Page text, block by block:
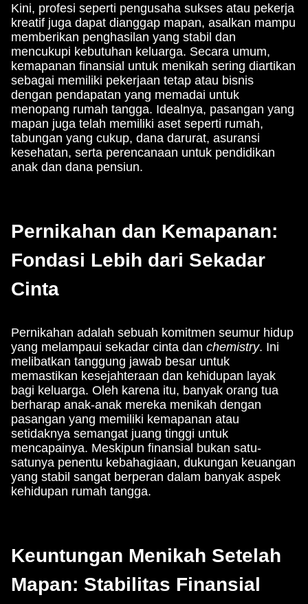
Kini, profesi seperti pengusaha sukses atau pekerja
kreatif juga dapat dianggap mapan, asalkan mampu
memberikan penghasilan yang stabil dan
mencukupi kebutuhan keluarga. Secara umum,
kemapanan finansial untuk menikah sering diartikan
sebagai memiliki pekerjaan tetap atau bisnis
dengan pendapatan yang memadai untuk
menopang rumah tangga. Idealnya, pasangan yang
mapan juga telah memiliki aset seperti rumah,
tabungan yang cukup, dana darurat, asuransi
kesehatan, serta perencanaan untuk pendidikan
anak dan dana pensiun.
Pernikahan dan Kemapanan:
Fondasi Lebih dari Sekadar
Cinta
Pernikahan adalah sebuah komitmen seumur hidup
yang melampaui sekadar cinta dan chemistry. Ini
melibatkan tanggung jawab besar untuk
memastikan kesejahteraan dan kehidupan layak
bagi keluarga. Oleh karena itu, banyak orang tua
berharap anak-anak mereka menikah dengan
pasangan yang memiliki kemapanan atau
setidaknya semangat juang tinggi untuk
mencapainya. Meskipun finansial bukan satu-
satunya penentu kebahagiaan, dukungan keuangan
yang stabil sangat berperan dalam banyak aspek
kehidupan rumah tangga.
Keuntungan Menikah Setelah
Mapan: Stabilitas Finansial